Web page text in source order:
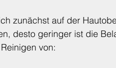
zunächst auf der
desto geringer ist die
von: